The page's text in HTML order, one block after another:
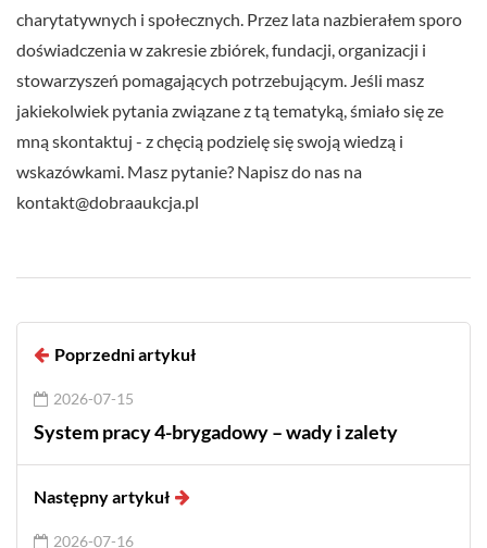
charytatywnych i społecznych. Przez lata nazbierałem sporo
doświadczenia w zakresie zbiórek, fundacji, organizacji i
stowarzyszeń pomagających potrzebującym. Jeśli masz
jakiekolwiek pytania związane z tą tematyką, śmiało się ze
mną skontaktuj - z chęcią podzielę się swoją wiedzą i
wskazówkami. Masz pytanie? Napisz do nas na
kontakt@dobraaukcja.pl
Poprzedni artykuł
2026-07-15
System pracy 4-brygadowy – wady i zalety
Następny artykuł
2026-07-16